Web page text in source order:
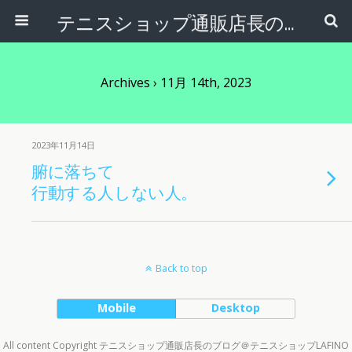
テニスショップ通販店長のブログ＠テニスショップLAFINO 西山克久
Archives › 11月 14th, 2023
2023年11月14日
腑に落ちて
行動する人しない人。
Back to top
Mobile Desktop
All content Copyright テニスショップ通販店長のブログ＠テニスショップLAFINO